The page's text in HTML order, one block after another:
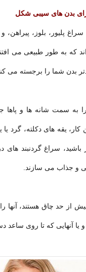
بدن های سیبی شکل
پلیور، بلوز، پیراهن،
که به طور طبیعی می
بدن شما را برجسته می
به سمت شانه ها و پاها
باشید، سراغ گردنبند
و جذاب می سازند.
از حد چاق هستند، آنها
آنهایی که تا روی ساعد